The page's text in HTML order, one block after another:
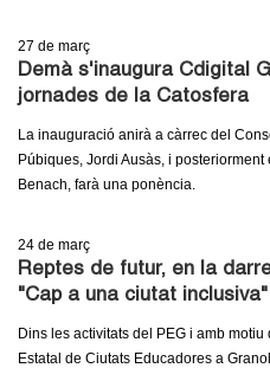
27 de març
Demà s'inaugura Cdigital
jornades de la Catosfera
La inauguració anirà a càrrec del
Púbiques, Jordi Ausàs, i
Benach, farà una ponència.
24 de març
Reptes de futur, en la
"Cap a una ciutat inclusiva"
Dins les activitats del PEG i amb
Estatal de Ciutats Educadores a